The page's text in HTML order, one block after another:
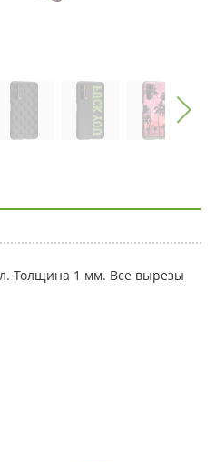
Толщина 1 мм. Все вырезы